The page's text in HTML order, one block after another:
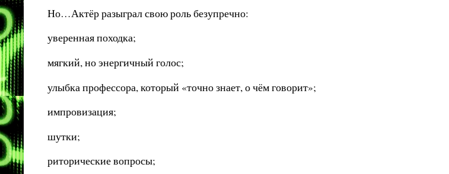
Но…Актёр разыграл свою роль безупречно:
уверенная походка;
мягкий, но энергичный голос;
улыбка профессора, который «точно знает, о чём говорит»;
импровизация;
шутки;
риторические вопросы;